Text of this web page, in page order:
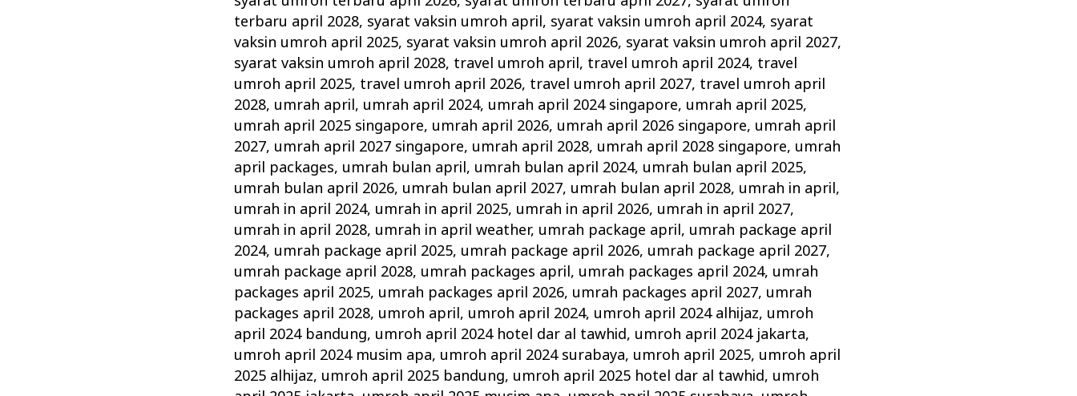
terbaru april 2028, syarat vaksin umroh april, syarat vaksin umroh april 2024, syarat
vaksin umroh april 2025, syarat vaksin umroh april 2026, syarat vaksin umroh april 2027,
syarat vaksin umroh april 2028, travel umroh april, travel umroh april 2024, travel
umroh april 2025, travel umroh april 2026, travel umroh april 2027, travel umroh april
2028, umrah april, umrah april 2024, umrah april 2024 singapore, umrah april 2025,
umrah april 2025 singapore, umrah april 2026, umrah april 2026 singapore, umrah april
2027, umrah april 2027 singapore, umrah april 2028, umrah april 2028 singapore, umrah
april packages, umrah bulan april, umrah bulan april 2024, umrah bulan april 2025,
umrah bulan april 2026, umrah bulan april 2027, umrah bulan april 2028, umrah in april,
umrah in april 2024, umrah in april 2025, umrah in april 2026, umrah in april 2027,
umrah in april 2028, umrah in april weather, umrah package april, umrah package april
2024, umrah package april 2025, umrah package april 2026, umrah package april 2027,
umrah package april 2028, umrah packages april, umrah packages april 2024, umrah
packages april 2025, umrah packages april 2026, umrah packages april 2027, umrah
packages april 2028, umroh april, umroh april 2024, umroh april 2024 alhijaz, umroh
april 2024 bandung, umroh april 2024 hotel dar al tawhid, umroh april 2024 jakarta,
umroh april 2024 musim apa, umroh april 2024 surabaya, umroh april 2025, umroh april
2025 alhijaz, umroh april 2025 bandung, umroh april 2025 hotel dar al tawhid, umroh